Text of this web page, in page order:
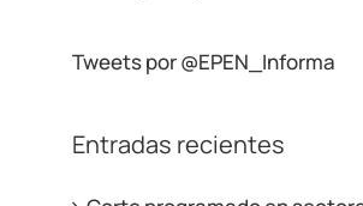
Tweets por @EPEN_Informa
Entradas recientes